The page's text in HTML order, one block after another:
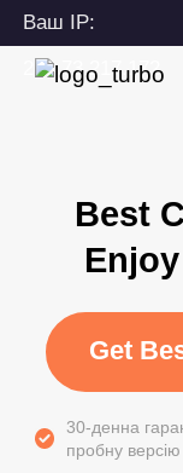
Ваш IP:
216.73.217.172
Best
Get
30-денна
пробну